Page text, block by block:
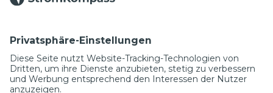
Kontakt
Glossar